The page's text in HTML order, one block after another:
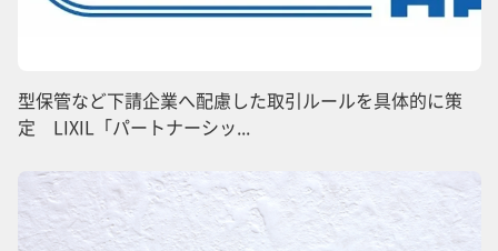
型保管など下請企業へ配慮した取引ルールを具体的に策
定 LIXIL「パートナーシッ...